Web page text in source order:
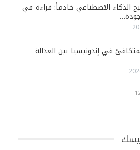
الذكاء الاصطناعي خادماً: قراءة في
في إندونيسيا بين العدالة